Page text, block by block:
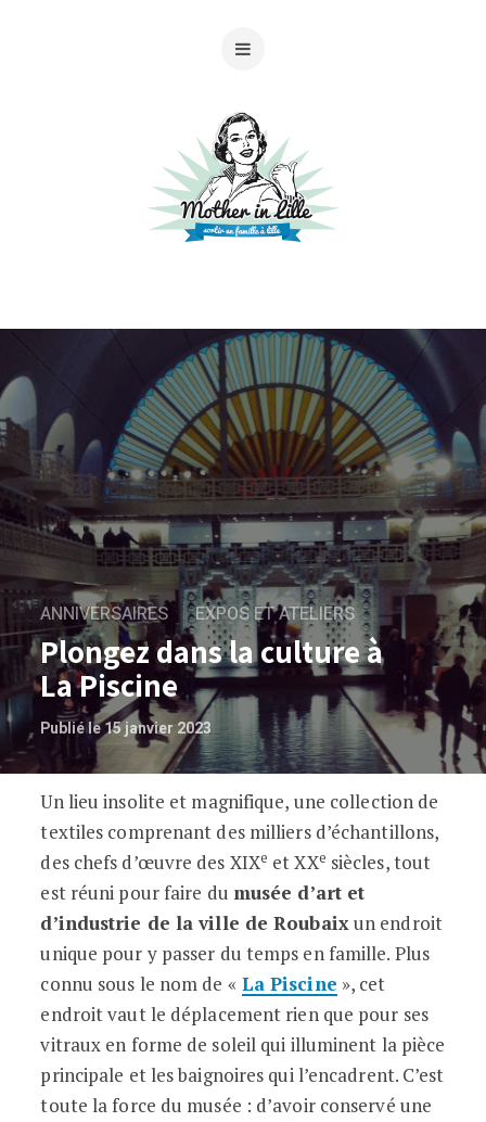
ANNIVERSAIRES EXPOS ET ATELIERS
Plongez dans la culture à
La Piscine
Publié le 15 janvier 2023
Plongez dans la culture à La Piscine
Un lieu insolite et magnifique, une collection de
textiles comprenant des milliers d’échantillons,
des chefs d’œuvre des XIXe et XXe siècles, tout
est réuni pour faire du musée d’art et
d’industrie de la ville de Roubaixun endroit
unique pour y passer du temps en famille. Plus
connu sous le nom de « La Piscine », cet
endroit vaut le déplacement rien que pour ses
vitraux en forme de soleil qui illuminent la pièce
principale et les baignoires qui l’encadrent. C’est
toute la force du musée : d’avoir conservé une